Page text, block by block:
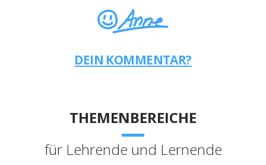
DEIN KOMMENTAR?
THEMENBEREICHE
für Lehrende und Lernende